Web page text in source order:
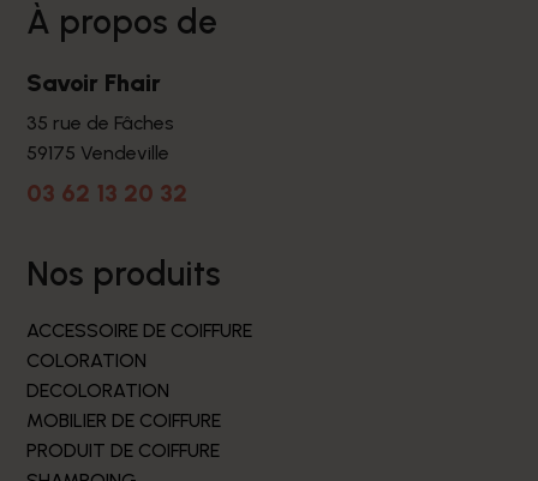
à propos de
Savoir Fhair
35 rue de Fâches
59175 Vendeville
03 62 13 20 32
nos produits
ACCESSOIRE DE COIFFURE
COLORATION
DECOLORATION
MOBILIER DE COIFFURE
PRODUIT DE COIFFURE